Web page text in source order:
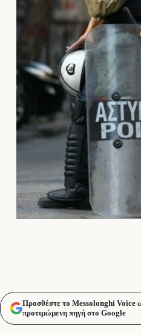
Προσθέστε το Messolonghi Voice
προτιμώμενη πηγή στο Google